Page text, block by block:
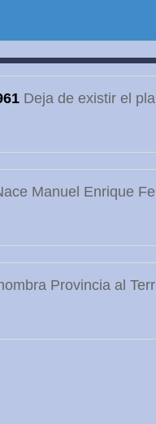
Deja de existir el
Manuel Enrique
Provincia al